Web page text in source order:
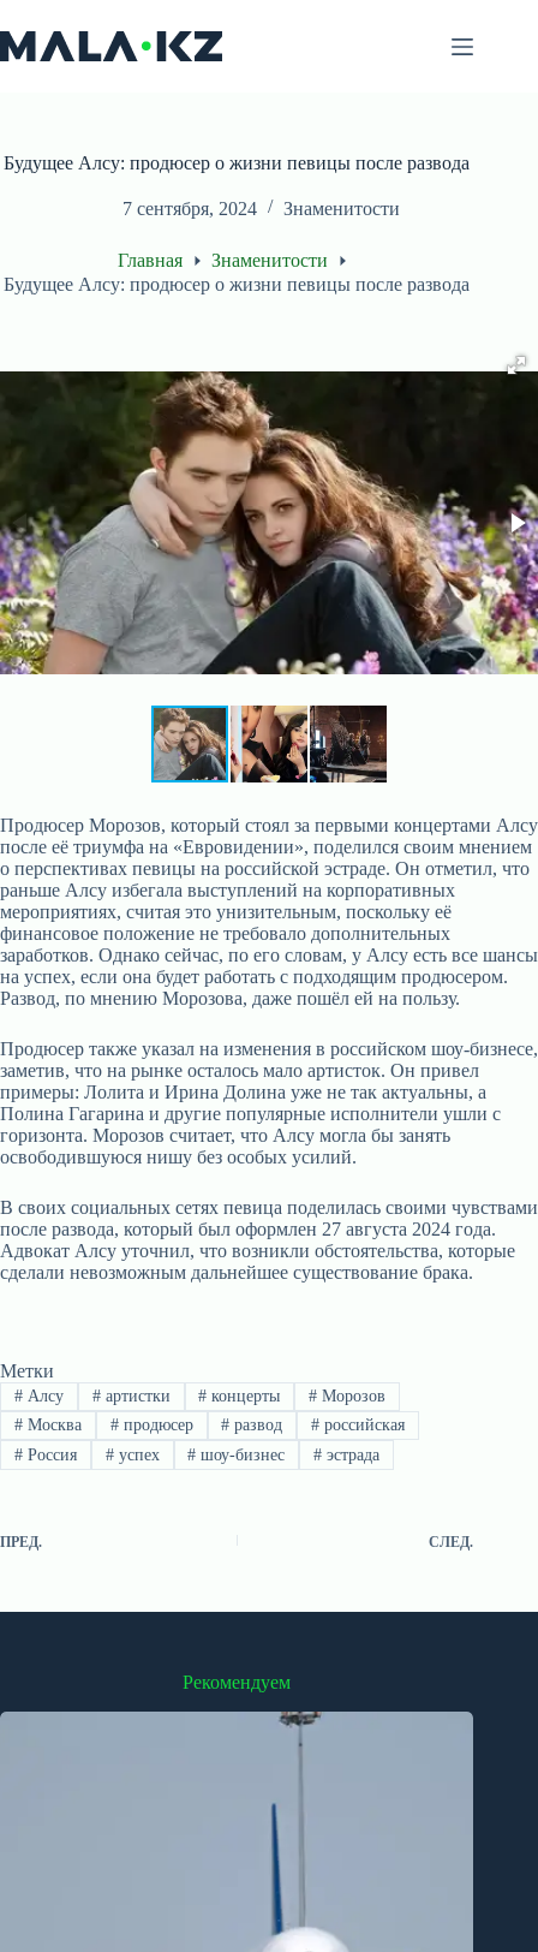
к
сути
Будущее Алсу: продюсер о жизни певицы после развода
7 сентября, 2024 Знаменитости
Главная
Знаменитости
Будущее Алсу: продюсер о жизни певицы после развода
Продюсер Морозов, который стоял за первыми концертами Алсу
после её триумфа на «Евровидении», поделился своим мнением
о перспективах певицы на российской эстраде. Он отметил, что
раньше Алсу избегала выступлений на корпоративных
мероприятиях, считая это унизительным, поскольку её
финансовое положение не требовало дополнительных
заработков. Однако сейчас, по его словам, у Алсу есть все шансы
на успех, если она будет работать с подходящим продюсером.
Развод, по мнению Морозова, даже пошёл ей на пользу.
Продюсер также указал на изменения в российском шоу-бизнесе,
заметив, что на рынке осталось мало артисток. Он привел
примеры: Лолита и Ирина Долина уже не так актуальны, а
Полина Гагарина и другие популярные исполнители ушли с
горизонта. Морозов считает, что Алсу могла бы занять
освободившуюся нишу без особых усилий.
В своих социальных сетях певица поделилась своими чувствами
после развода, который был оформлен 27 августа 2024 года.
Адвокат Алсу уточнил, что возникли обстоятельства, которые
сделали невозможным дальнейшее существование брака.
Метки
#Алсу #артистки # концерты # Морозов
#Москва #продюсер # развод # российская
#Россия #успех # шоу-бизнес # эстрада
ПРЕД. СЛЕД.
Рекомендуем